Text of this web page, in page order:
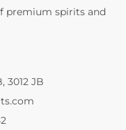
premium spirits and
3012 JB